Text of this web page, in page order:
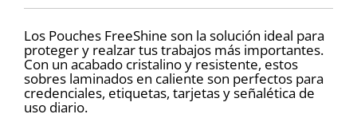
Los Pouches FreeShine son la solución ideal para
proteger y realzar tus trabajos más importantes.
Con un acabado cristalino y resistente, estos
sobres laminados en caliente son perfectos para
credenciales, etiquetas, tarjetas y señalética de
uso diario.